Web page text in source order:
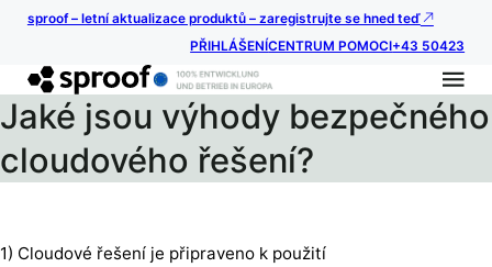
sproof – letní aktualizace produktů – zaregistrujte se hned teď
PŘIHLÁŠENÍCENTRUM POMOCI+43 50423
Jaké jsou výhody bezpečného
cloudového řešení?
1) Cloudové řešení je připraveno k použití